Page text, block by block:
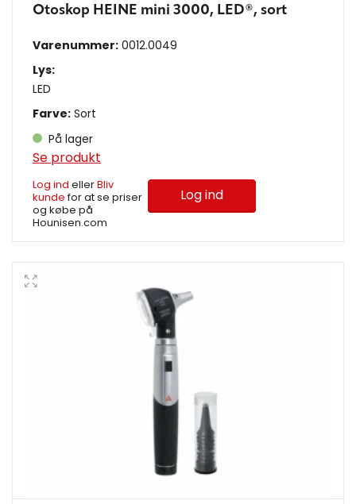
Otoskop HEINE mini 3000, LED®, sort
Varenummer: 0012.0049
Lys:
LED
Farve: Sort
På lager
Se produkt
Log ind ellerBliv
kundefor at se priser
og købe på
Hounisen.com
Log ind